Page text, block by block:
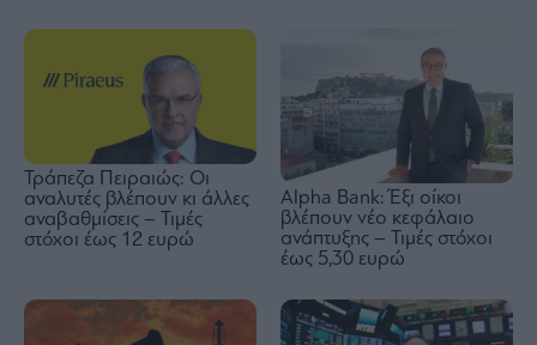
Τράπεζα Πειραιώς: Οι
αναλυτές βλέπουν κι άλλες
αναβαθμίσεις – Τιμές
στόχοι έως 12 ευρώ
Alpha Bank: Έξι οίκοι
βλέπουν νέο κεφάλαιο
ανάπτυξης – Τιμές στόχοι
έως 5,30 ευρώ